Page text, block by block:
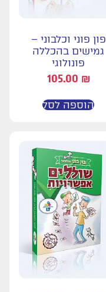
פון פוני וכלבוני –
גמישים בהכללה
פונולוגי
105.00 ₪
הוספה לסל